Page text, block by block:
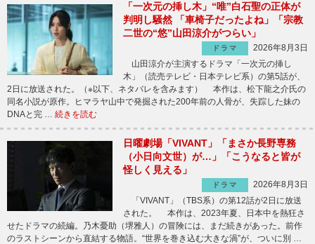
「一次元の挿し木」“唯”白石聖の正体が
判明し騒然 「車椅子だったよね」「宗教
二世の“悠”山田涼介がつらい」
ドラマ
2026年8月3日
山田涼介が主演するドラマ「一次元の挿し
木」（読売テレビ・日本テレビ系）の第5話が、
2日に放送された。（※以下、ネタバレを含みます） 本作は、松下龍之介氏の
同名小説が原作。ヒマラヤ山中で発掘された200年前の人骨が、失踪した妹の
DNAと完 … 続きを読む
日曜劇場「VIVANT」「まさか長野専務
（小日向文世）が…」「こうなると皆が
怪しく見える」
ドラマ
2026年8月3日
「VIVANT」（TBS系）の第12話が2日に放送
された。 本作は、2023年夏、日本中を熱狂さ
せたドラマの続編。乃木憂助（堺雅人）の冒険には、まだ続きがあった。前作
のラストシーンから直結する物語。“世界を巻き込む大きな渦”が、ついに別 …